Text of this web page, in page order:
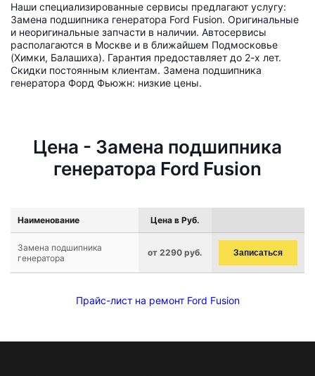
Наши специализированные сервисы предлагают услугу:
Замена подшипника генератора Ford Fusion. Оригинальные
и неоригинальные запчасти в наличии. Автосервисы
располагаются в Москве и в ближайшем Подмосковье
(Химки, Балашиха). Гарантия предоставляет до 2-х лет.
Скидки постоянным клиентам. Замена подшипника
генератора Форд Фьюжн: низкие цены.
Цена - Замена подшипника
генератора Ford Fusion
Наименование Цена в Руб.
Замена подшипника
генератора
от 2290 руб. Записаться
Прайс-лист на ремонт Ford Fusion